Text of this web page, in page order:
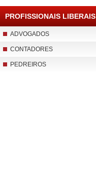
PROFISSIONAIS LIBERAIS
ADVOGADOS
CONTADORES
PEDREIROS